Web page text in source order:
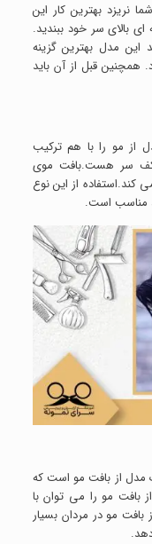
نریزد بهترین کار این
بالای سر خود ببندید.
این مدل بهترین گزینه
قبل از آن باید
از مو را با هم ترکیب
کف سر هست.بافت موی
کند.استفاده از این نوع
مناسب است.
مدل از بافت مو است که
بافت مو را می توان با
مو در مردان بسیار